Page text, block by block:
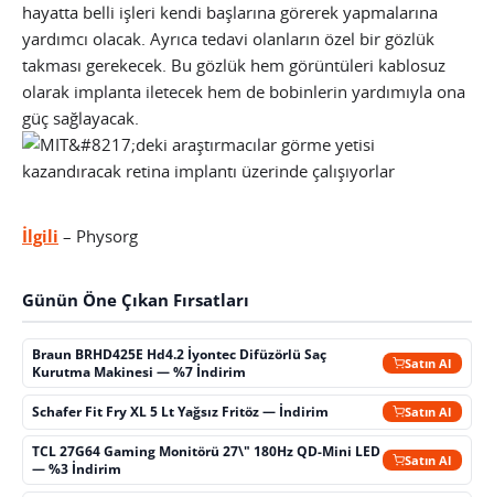
hayatta belli işleri kendi başlarına görerek yapmalarına
yardımcı olacak. Ayrıca tedavi olanların özel bir gözlük
takması gerekecek. Bu gözlük hem görüntüleri kablosuz
olarak implanta iletecek hem de bobinlerin yardımıyla ona
güç sağlayacak.
İlgili – Physorg
Günün Öne Çıkan Fırsatları
Braun BRHD425E Hd4.2 İyontec Difüzörlü Saç
Kurutma Makinesi — %7 İndirim
Satın Al
Schafer Fit Fry XL 5 Lt Yağsız Fritöz — İndirim Satın Al
TCL 27G64 Gaming Monitörü 27\" 180Hz QD-Mini LED
— %3 İndirim
Satın Al